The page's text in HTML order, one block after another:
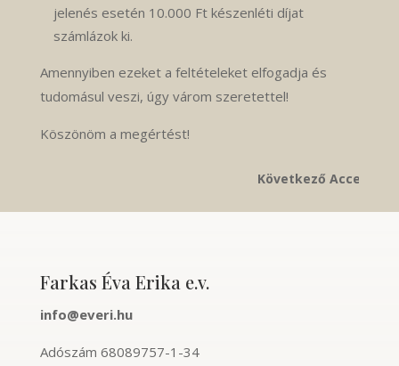
jelenés esetén 10.000 Ft készenléti díjat
számlázok ki.
Amennyiben ezeket a feltételeket elfogadja és
tudomásul veszi, úgy várom szeretettel!
Köszönöm a megértést!
Következő Access Bars
Farkas Éva Erika e.v.
info@everi.hu
Adószám 68089757-1-34